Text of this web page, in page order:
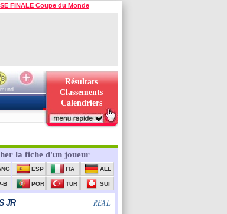
FINALE Coupe du Monde
Résultats
Classements
Calendriers